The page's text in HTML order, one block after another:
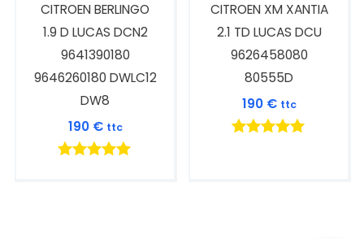
CITROEN BERLINGO
1.9 D LUCAS DCN2
9641390180
9646260180 DWLC12
DW8
190 € ttc
CITROEN XM XANTIA
2.1 TD LUCAS DCU
9626458080
80555D
190 € ttc